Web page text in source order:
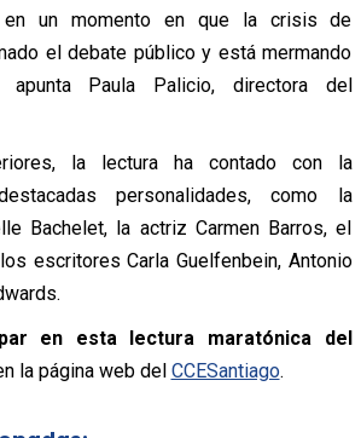
en un momento en que la crisis de
el debate público y está mermando
apunta Paula Palicio, directora del
la lectura ha contado con la
personalidades, como la
Bachelet, la actriz Carmen Barros, el
escritores Carla Guelfenbein, Antonio
en esta lectura maratónica del
la página web del CCESantiago.